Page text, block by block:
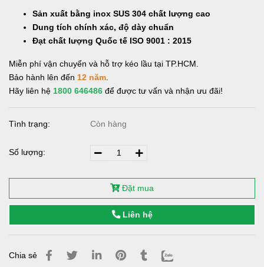
Sản xuất bằng inox SUS 304 chất lượng cao
Dung tích chính xác, độ dày chuẩn
Đạt chất lượng Quốc tế ISO 9001 : 2015
Miễn phí vận chuyển và hỗ trợ kéo lầu tại TP.HCM.
Bảo hành lên đến 12 năm
Hãy liên hệ 1800 646486 để được tư vấn và nhận ưu đãi!
Tình trạng: Còn hàng
Số lượng:
Đặt mua
Liên hệ
Chia sẻ